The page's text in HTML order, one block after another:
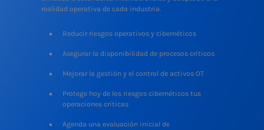
realidad operativa de cada industria.
Reducir riesgos operativos y cibernéticos
Asegurar la disponibilidad de procesos críticos
Mejorar la gestión y el control de activos OT
Protege hoy de los riesgos cibernéticos tus
operaciones críticas
Agenda una evaluación inicial de